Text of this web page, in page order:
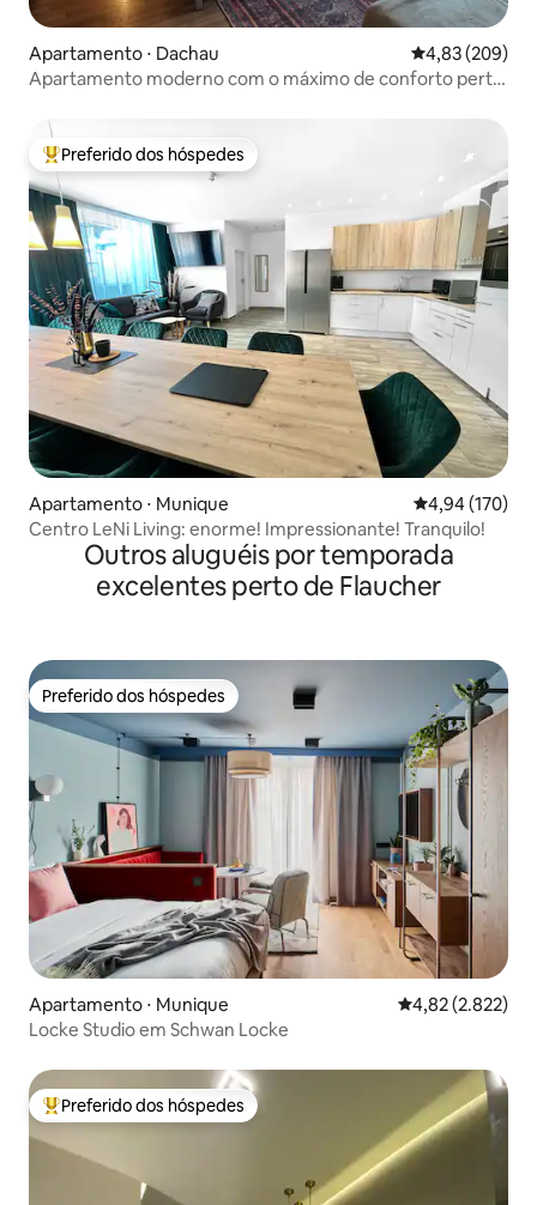
Apartamento ⋅ Dachau 4,83 de uma
4,83 (209)
Apartamento moderno com o máximo de conforto perto
Entre os melhores preferidos dos hóspedes
Preferido dos hóspedes
Apartamento ⋅ Munique 4,94 de uma
4,94 (170)
Centro LeNi Living: enorme! Impressionante! Tranquilo!
Outros aluguéis por temporada
excelentes perto de Flaucher
Preferido dos hóspedes
Preferido dos hóspedes
Apartamento ⋅ Munique 4,82 de uma
4,82 (2.822)
Locke Studio em Schwan Locke
Entre os melhores preferidos dos hóspedes
Preferido dos hóspedes